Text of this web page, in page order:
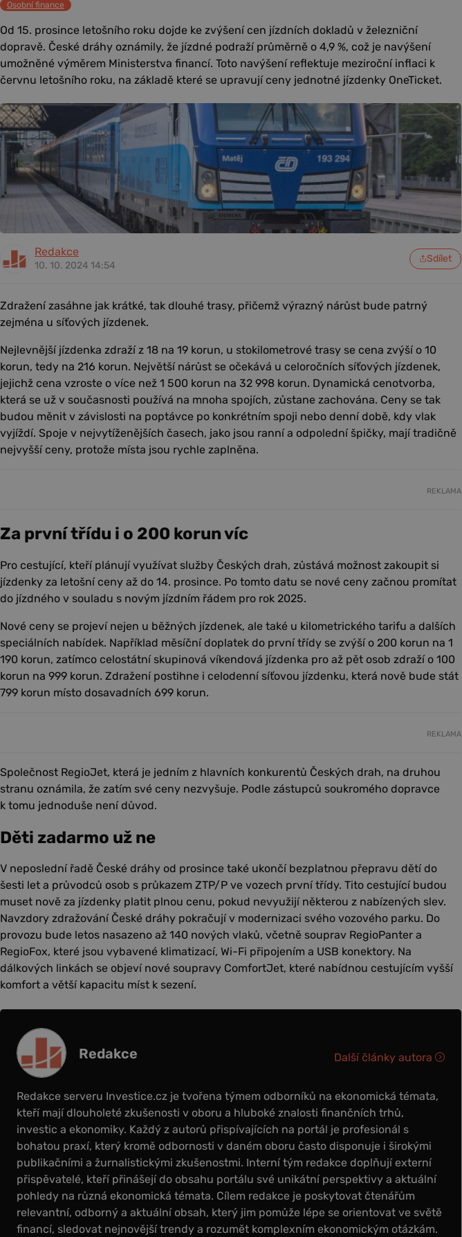
Osobní finance
Od 15. prosince letošního roku dojde ke zvýšení cen jízdních dokladů v železniční
dopravě. České dráhy oznámily, že jízdné podraží průměrně o 4,9 %, což je navýšení
umožněné výměrem Ministerstva financí. Toto navýšení reflektuje meziroční inflaci k
červnu letošního roku, na základě které se upravují ceny jednotné jízdenky OneTicket.
Redakce
10. 10. 2024 14:54
Sdílet
Zdražení zasáhne jak krátké, tak dlouhé trasy, přičemž výrazný nárůst bude patrný
zejména u síťových jízdenek.
Nejlevnější jízdenka zdraží z 18 na 19 korun, u stokilometrové trasy se cena zvýší o 10
korun, tedy na 216 korun. Největší nárůst se očekává u celoročních síťových jízdenek,
jejichž cena vzroste o více než 1 500 korun na 32 998 korun. Dynamická cenotvorba,
která se už v současnosti používá na mnoha spojích, zůstane zachována. Ceny se tak
budou měnit v závislosti na poptávce po konkrétním spoji nebo denní době, kdy vlak
vyjíždí. Spoje v nejvytíženějších časech, jako jsou ranní a odpolední špičky, mají tradičně
nejvyšší ceny, protože místa jsou rychle zaplněna.
REKLAMA
Za první třídu i o 200 korun víc
Pro cestující, kteří plánují využívat služby Českých drah, zůstává možnost zakoupit si
jízdenky za letošní ceny až do 14. prosince. Po tomto datu se nové ceny začnou promítat
do jízdného v souladu s novým jízdním řádem pro rok 2025.
Nové ceny se projeví nejen u běžných jízdenek, ale také u kilometrického tarifu a dalších
speciálních nabídek. Například měsíční doplatek do první třídy se zvýší o 200 korun na 1
190 korun, zatímco celostátní skupinová víkendová jízdenka pro až pět osob zdraží o 100
korun na 999 korun. Zdražení postihne i celodenní síťovou jízdenku, která nově bude stát
799 korun místo dosavadních 699 korun.
REKLAMA
Společnost RegioJet, která je jedním z hlavních konkurentů Českých drah, na druhou
stranu oznámila, že zatím své ceny nezvyšuje. Podle zástupců soukromého dopravce
k tomu jednoduše není důvod.
Děti zadarmo už ne
V neposlední řadě České dráhy od prosince také ukončí bezplatnou přepravu dětí do
šesti let a průvodců osob s průkazem ZTP/P ve vozech první třídy. Tito cestující budou
muset nově za jízdenky platit plnou cenu, pokud nevyužijí některou z nabízených slev.
Navzdory zdražování České dráhy pokračují v modernizaci svého vozového parku. Do
provozu bude letos nasazeno až 140 nových vlaků, včetně souprav RegioPanter a
RegioFox, které jsou vybavené klimatizací, Wi-Fi připojením a USB konektory. Na
dálkových linkách se objeví nové soupravy ComfortJet, které nabídnou cestujícím vyšší
komfort a větší kapacitu míst k sezení.
Redakce
Redakce serveru Investice.cz je tvořena týmem odborníků na ekonomická témata,
kteří mají dlouholeté zkušenosti v oboru a hluboké znalosti finančních trhů,
investic a ekonomiky. Každý z autorů přispívajících na portál je profesionál s
bohatou praxí, který kromě odbornosti v daném oboru často disponuje i širokými
publikačními a žurnalistickými zkušenostmi. Interní tým redakce doplňují externí
přispěvatelé, kteří přinášejí do obsahu portálu své unikátní perspektivy a aktuální
pohledy na různá ekonomická témata. Cílem redakce je poskytovat čtenářům
relevantní, odborný a aktuální obsah, který jim pomůže lépe se orientovat ve světě
financí, sledovat nejnovější trendy a rozumět komplexním ekonomickým otázkám.
Další články autora